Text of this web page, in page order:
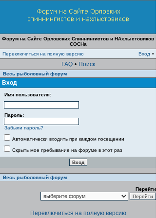
Форум на Сайте Орловских Спиннингистов и НАхлыстовиков
СОСНа
Переключиться на полную версию
Вход •
FAQ • Поиск
Весь рыболовный форум
Вход
Имя пользователя:
Пароль:
Забыли пароль?
Автоматически входить при каждом посещении
Скрыть мое пребывание на форуме в этот раз
Весь рыболовный форум
Перейти
Переключиться на полную версию